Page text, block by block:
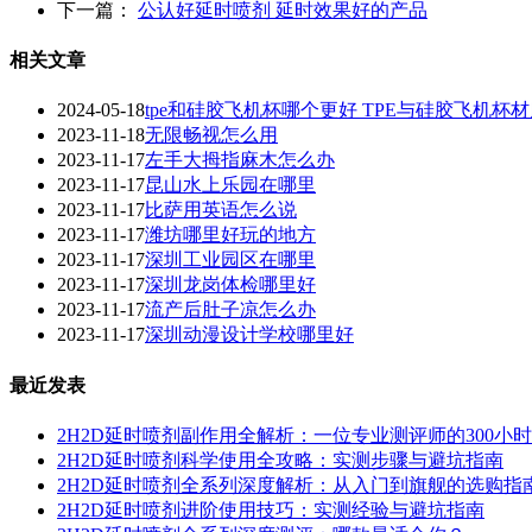
下一篇： 公认好延时喷剂 延时效果好的产品
相关文章
2024-05-18tpe和硅胶飞机杯哪个更好 TPE与硅胶飞机杯
2023-11-18无限畅视怎么用
2023-11-17左手大拇指麻木怎么办
2023-11-17昆山水上乐园在哪里
2023-11-17比萨用英语怎么说
2023-11-17潍坊哪里好玩的地方
2023-11-17深圳工业园区在哪里
2023-11-17深圳龙岗体检哪里好
2023-11-17流产后肚子凉怎么办
2023-11-17深圳动漫设计学校哪里好
最近发表
2H2D延时喷剂副作用全解析：一位专业测评师的300小
2H2D延时喷剂科学使用全攻略：实测步骤与避坑指南
2H2D延时喷剂全系列深度解析：从入门到旗舰的选购指
2H2D延时喷剂进阶使用技巧：实测经验与避坑指南